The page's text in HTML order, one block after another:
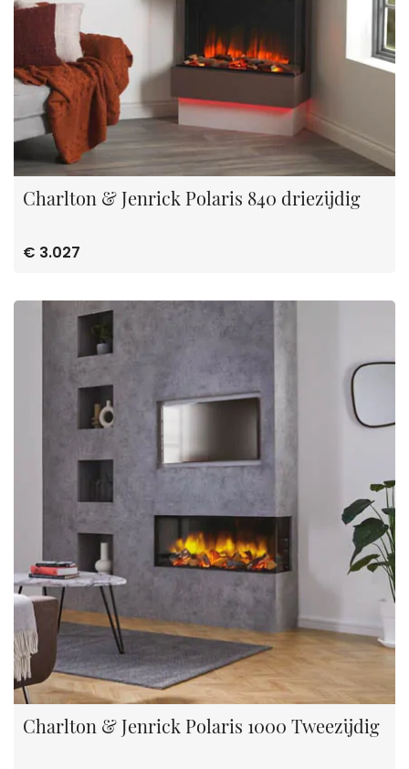
Charlton & Jenrick Polaris 840 driezijdig
€ 3.027
Charlton & Jenrick Polaris 1000 Tweezijdig